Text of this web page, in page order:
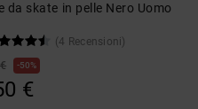
da skate in pelle Nero Uomo
(4 Recensioni)
50%
€